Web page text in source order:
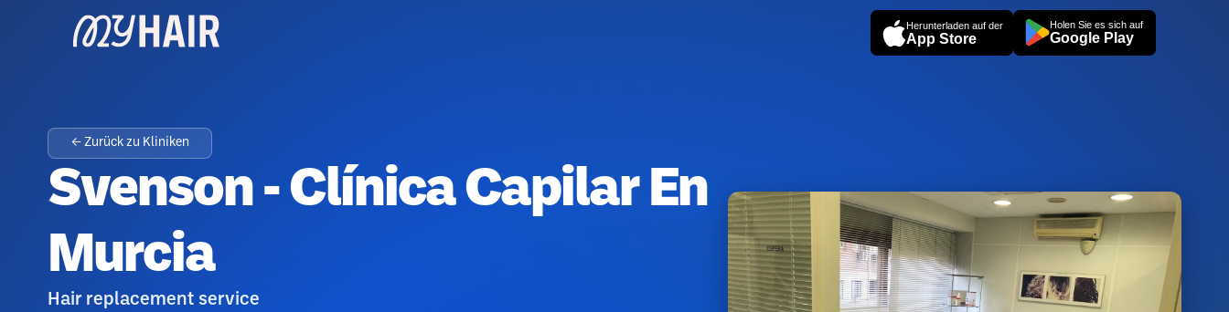
Herunterladen auf der
App Store
Holen Sie es sich auf
Google Play
← Zurück zu Kliniken
Svenson - Clínica Capilar En
Murcia
Hair replacement service